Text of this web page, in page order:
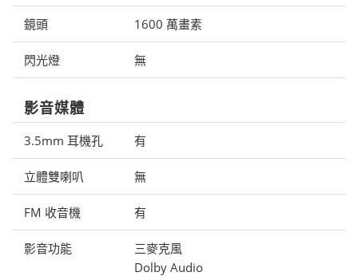
鏡頭 1600 萬畫素
閃光燈 無
影音媒體
3.5mm 耳機孔 有
立體雙喇叭 無
FM 收音機 有
影音功能
三麥克風
Dolby Audio